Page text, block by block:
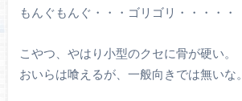
もんぐもんぐ・・・ゴリゴリ・・・・・
こやつ、やはり小型のクセに骨が硬い。
おいらは喰えるが、一般向きでは無いな。